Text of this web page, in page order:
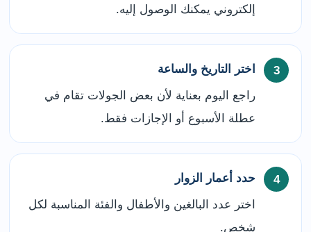
إلكتروني يمكنك الوصول إليه.
اختر التاريخ والساعة
راجع اليوم بعناية لأن بعض الجولات تقام في
عطلة الأسبوع أو الإجازات فقط.
حدد أعمار الزوار
اختر عدد البالغين والأطفال والفئة المناسبة لكل
شخص.